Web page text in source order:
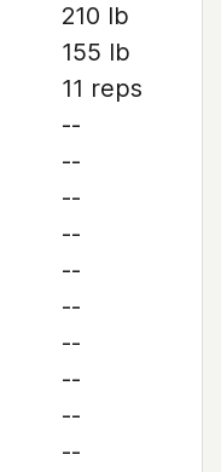
210 lb
155 lb
11 reps
--
--
--
--
--
--
--
--
--
--